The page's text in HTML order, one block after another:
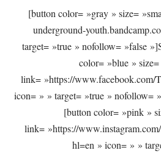
[button color= »gray » size=
underground-
target= »true » nofollow= »false
color= »blue »
link= »https://www.facebook.com/
icon= » » target= »true » nofollow=
[button color= »pink »
link= »https://
hl=en » icon= » »